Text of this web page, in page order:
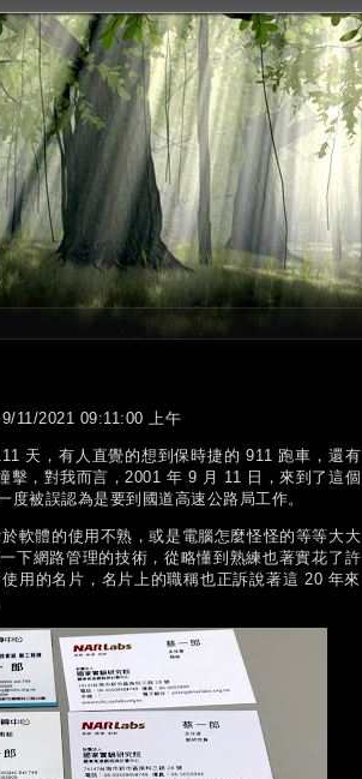
11/2021 09:11:00 上午
天，有人直覺的想到保時捷的 911 跑車，還有
擊，對我而言，2001 年 9 月 11 日，來到了這個
被誤認為是要到國道高速公路局工作。
軟體的使用不熟，或是電腦怎麼怪怪的等等大大
下網路管理的技術，從略懂到熟練也著實花了許
用的名片，名片上的職稱也正訴說著這 20 年來